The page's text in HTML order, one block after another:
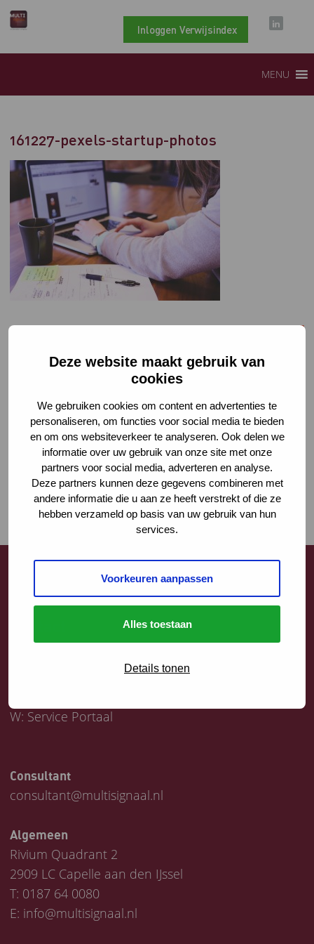
Deze website maakt gebruik van
cookies
We gebruiken cookies om content en advertenties te
personaliseren, om functies voor social media te bieden
en om ons websiteverkeer te analyseren. Ook delen we
informatie over uw gebruik van onze site met onze
partners voor social media, adverteren en analyse.
Deze partners kunnen deze gegevens combineren met
andere informatie die u aan ze heeft verstrekt of die ze
hebben verzameld op basis van uw gebruik van hun
services.
Voorkeuren aanpassen
Alles toestaan
Details tonen
Inloggen Verwijsindex
MENU
161227-pexels-startup-photos
W: Service Portaal
Consultant
consultant@multisignaal.nl
Algemeen
Rivium Quadrant 2
2909 LC Capelle aan den IJssel
T: 0187 64 0080
E: info@multisignaal.nl